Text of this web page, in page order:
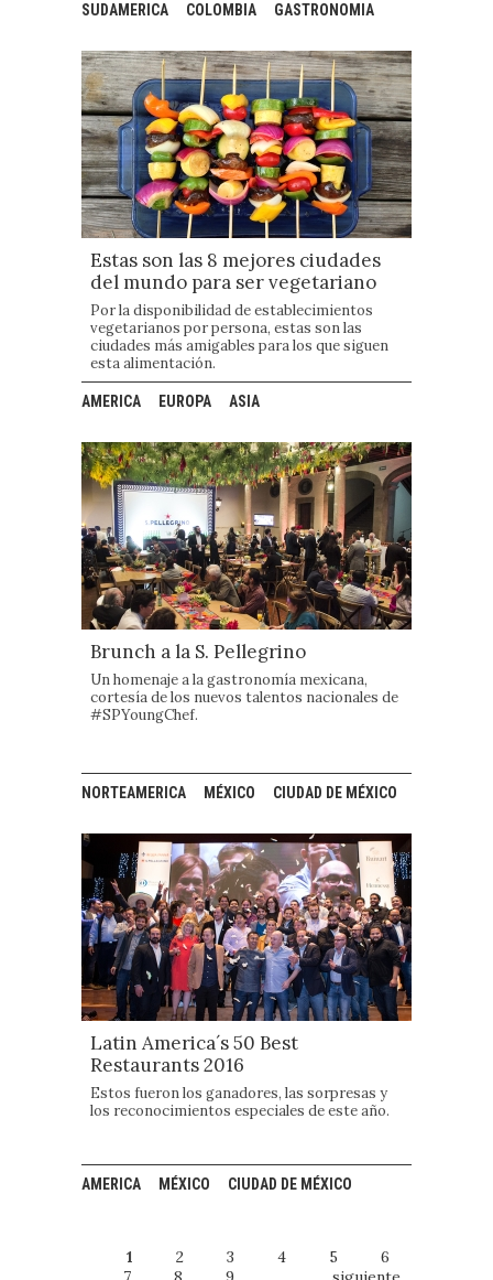
SUDAMERICA COLOMBIA GASTRONOMIA
Estas son las 8 mejores ciudades
del mundo para ser vegetariano
Por la disponibilidad de establecimientos
vegetarianos por persona, estas son las
ciudades más amigables para los que siguen
esta alimentación.
AMERICA EUROPA ASIA
Brunch a la S. Pellegrino
Un homenaje a la gastronomía mexicana,
cortesía de los nuevos talentos nacionales de
#SPYoungChef.
NORTEAMERICA MÉXICO CIUDAD DE MÉXICO
Latin America´s 50 Best
Restaurants 2016
Estos fueron los ganadores, las sorpresas y
los reconocimientos especiales de este año.
AMERICA MÉXICO CIUDAD DE MÉXICO
1 2 3 4 5
6